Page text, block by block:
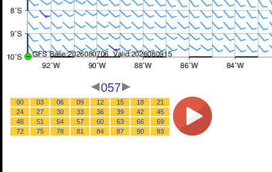
057
00 03 06 09 12 15 18
21
24
27 30 33 36 39 42
45
48
51 54 57 60 63 66
69
72
75 78 81 84 87 90 93